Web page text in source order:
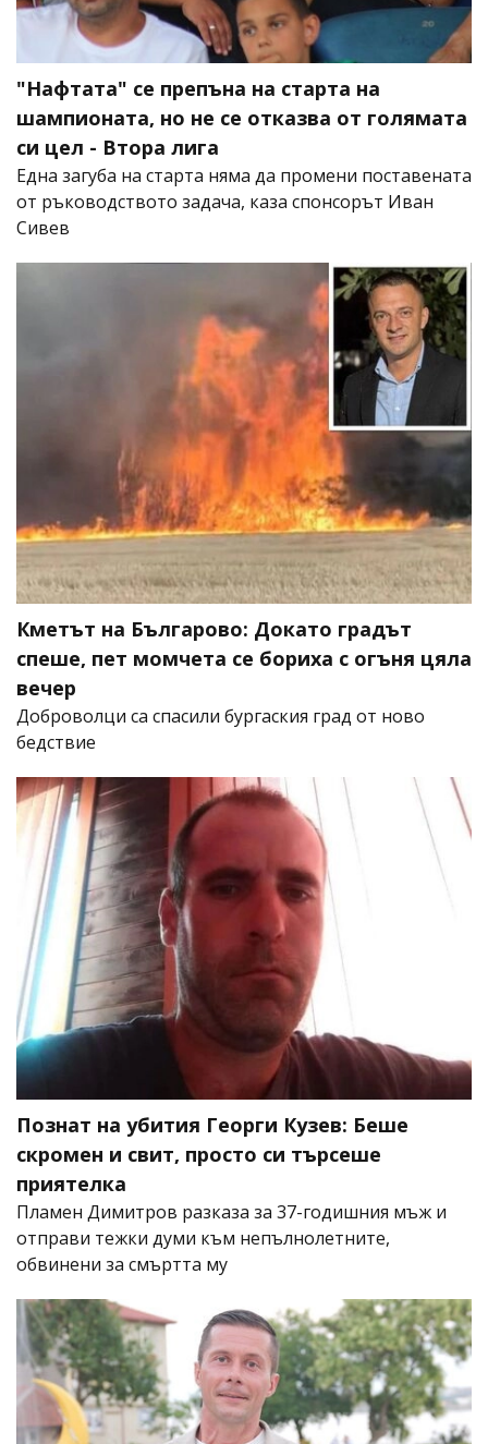
"Нафтата" се препъна на старта на
шампионата, но не се отказва от голямата
си цел - Втора лига
Една загуба на старта няма да промени поставената
от ръководството задача, каза спонсорът Иван
Сивев
Кметът на Българово: Докато градът
спеше, пет момчета се бориха с огъня цяла
вечер
Доброволци са спасили бургаския град от ново
бедствие
Познат на убития Георги Кузев: Беше
скромен и свит, просто си търсеше
приятелка
Пламен Димитров разказа за 37-годишния мъж и
отправи тежки думи към непълнолетните,
обвинени за смъртта му